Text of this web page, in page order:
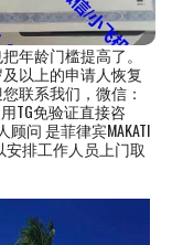
年龄门槛提高了。
以上的申请人恢复
联系我们，微信：
TG免验证直接咨
问 是菲律宾MAKATI
排工作人员上门取